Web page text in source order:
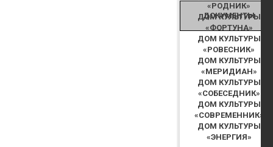
«РОДНИК»
ДОМ КУЛЬТУРЫ
«ФОРТУНА»
ДОМ КУЛЬТУРЫ
«РОВЕСНИК»
ДОМ КУЛЬТУРЫ
«МЕРИДИАН»
ДОМ КУЛЬТУРЫ
«СОБЕСЕДНИК»
ДОМ КУЛЬТУРЫ
«СОВРЕМЕННИК»
ДОМ КУЛЬТУРЫ
«ЭНЕРГИЯ»
ДОКУМЕНТЫ